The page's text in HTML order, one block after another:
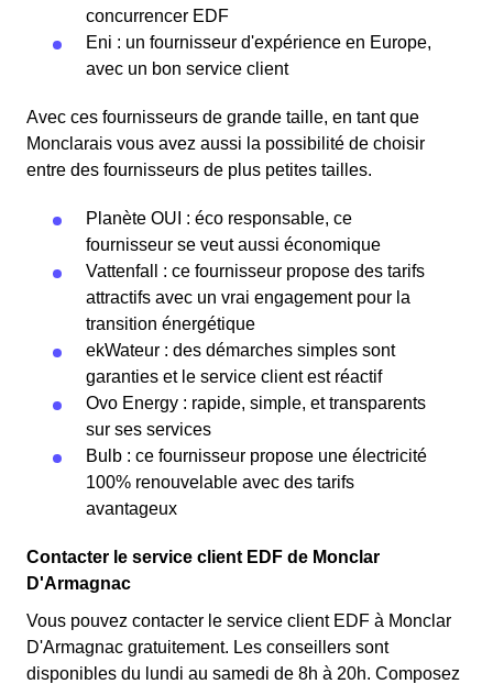
concurrencer EDF
Eni : un fournisseur d'expérience en Europe,
avec un bon service client
Avec ces fournisseurs de grande taille, en tant que
Monclarais vous avez aussi la possibilité de choisir
entre des fournisseurs de plus petites tailles.
Planète OUI : éco responsable, ce
fournisseur se veut aussi économique
Vattenfall : ce fournisseur propose des tarifs
attractifs avec un vrai engagement pour la
transition énergétique
ekWateur : des démarches simples sont
garanties et le service client est réactif
Ovo Energy : rapide, simple, et transparents
sur ses services
Bulb : ce fournisseur propose une électricité
100% renouvelable avec des tarifs
avantageux
Contacter le service client EDF de Monclar
D'Armagnac
Vous pouvez contacter le service client EDF à Monclar
D'Armagnac gratuitement. Les conseillers sont
disponibles du lundi au samedi de 8h à 20h. Composez